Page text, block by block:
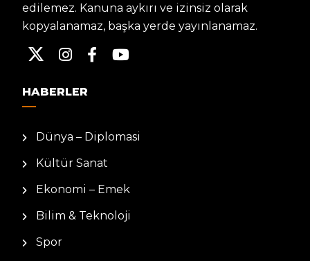
edilemez. Kanuna aykırı ve izinsiz olarak
kopyalanamaz, başka yerde yayınlanamaz.
HABERLER
Dünya – Diplomasi
Kültür Sanat
Ekonomi – Emek
Bilim & Teknoloji
Spor